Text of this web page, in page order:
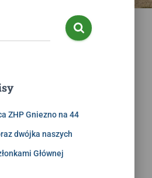
ZHP Gniezno na 44
dwójka naszych
Głównej